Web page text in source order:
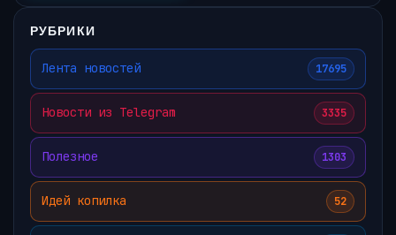
РУБРИКИ
Лента новостей 17695
Новости из Telegram 3335
Полезное 1303
Идей копилка 52